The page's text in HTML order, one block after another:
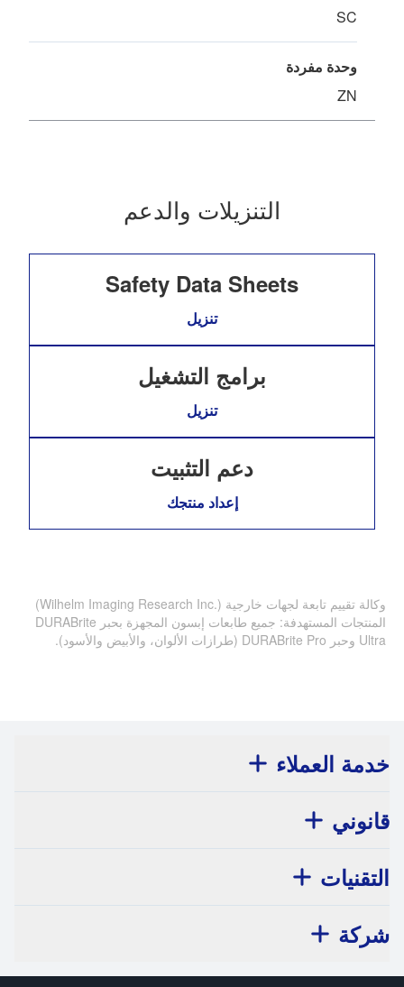
SC
وحدة مفردة
ZN
التنزيلات والدعم
Safety Data Sheets
تنزيل
برامج التشغيل
تنزيل
دعم التثبيت
إعداد منتجك
وكالة تقييم تابعة لجهات خارجية (Wilhelm Imaging Research Inc.‎)
المنتجات المستهدفة: جميع طابعات إبسون المجهزة بحبر DURABrite
Ultra وحبر DURABrite Pro (طرازات الألوان، والأبيض والأسود).
خدمة العملاء
قانوني
التقنيات
شركة